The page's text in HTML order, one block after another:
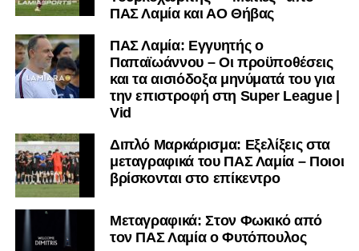
Η βαθμολογία (4 αγώνες)
Παναθηναϊκός 12 (4-0-0)
ΠΑΟΚ 12 (4-0-0)
Λαμία 5 (1-2-1)
Αρης 1 (0-1-3)
Ακολουθήστε το
μαθαίνετε πρώτοι τα κυανόλευκα νέα στην Ελλάδα και τον
υπόλοιπο κόσμο. Ακολουθήστε το lamiara.gr στο
ΠΑΣ Λαμία και ΑΟ Θήβας
ΠΑΣ Λαμία: Εγγυητής ο
Παπαϊωάννου – Οι προϋποθέσεις
και τα αισιόδοξα μηνύματά του για
την επιστροφή στη Super League |
Vid
Διπλό Μαρκάρισμα: Εξελίξεις στα
μεταγραφικά του ΠΑΣ Λαμία – Ποιοι
βρίσκονται στο επίκεντρο
Μεταγραφικά: Στον Φωκικό από
τον ΠΑΣ Λαμία ο Φυτόπουλος